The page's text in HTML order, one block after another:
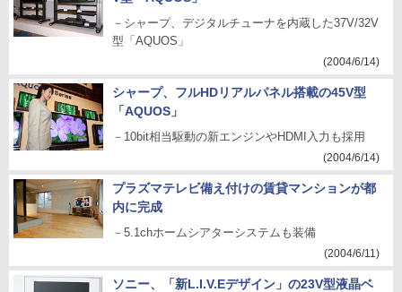
－シャープ、デジタルチューナを内蔵した37V/32V
型「AQUOS」
(2004/6/14)
シャープ、フルHDリアルパネル搭載の45V型
「AQUOS」
－10bit相当駆動の新エンジンやHDMI入力も採用
(2004/6/14)
プラズマテレビ備え付けの賃貸マンションが都
内に完成
－5.1chホームシアターシステムも装備
(2004/6/11)
ソニー、「新L.I.V.Eデザイン」の23V型液晶ベ